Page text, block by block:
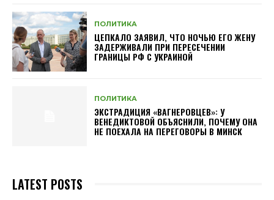
ПОЛИТИКА
ЦЕПКАЛО ЗАЯВИЛ, ЧТО НОЧЬЮ ЕГО ЖЕНУ
ЗАДЕРЖИВАЛИ ПРИ ПЕРЕСЕЧЕНИИ
ГРАНИЦЫ РФ С УКРАИНОЙ
ПОЛИТИКА
ЭКСТРАДИЦИЯ «ВАГНЕРОВЦЕВ»: У
ВЕНЕДИКТОВОЙ ОБЪЯСНИЛИ, ПОЧЕМУ ОНА
НЕ ПОЕХАЛА НА ПЕРЕГОВОРЫ В МИНСК
LATEST POSTS